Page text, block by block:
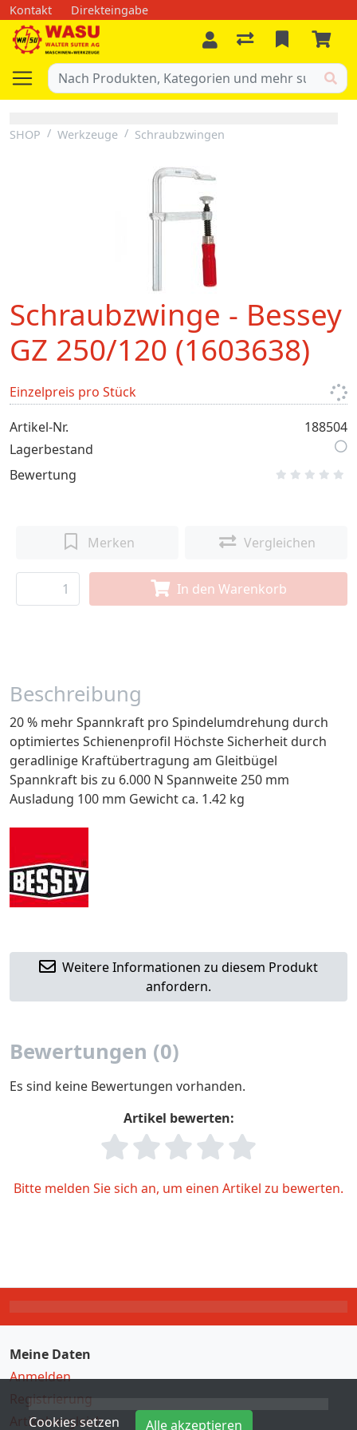
Kontakt Direkteingabe
SHOP Werkzeuge Schraubzwingen
Schraubzwinge - Bessey
GZ 250/120 (1603638)
Einzelpreis pro Stück
Artikel-Nr.
188504
Lagerbestand
Bewertung
Merken Vergleichen
In den Warenkorb
Beschreibung
20 % mehr Spannkraft pro Spindelumdrehung durch
optimiertes Schienenprofil Höchste Sicherheit durch
geradlinige Kraftübertragung am Gleitbügel
Spannkraft bis zu 6.000 N Spannweite 250 mm
Ausladung 100 mm Gewicht ca. 1.42 kg
Weitere Informationen zu diesem Produkt
anfordern.
Bewertungen (0)
Es sind keine Bewertungen vorhanden.
Artikel bewerten:
Bitte melden Sie sich an, um einen Artikel zu bewerten.
Meine Daten
Anmelden
Registrierung
Artikelvergleich
Cookies setzen Alle akzeptieren